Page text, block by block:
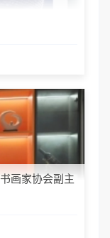
画家协会副主